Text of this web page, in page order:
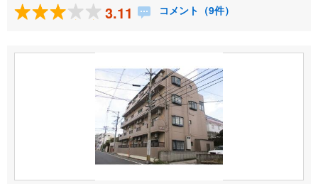
3.11 コメント（9件）